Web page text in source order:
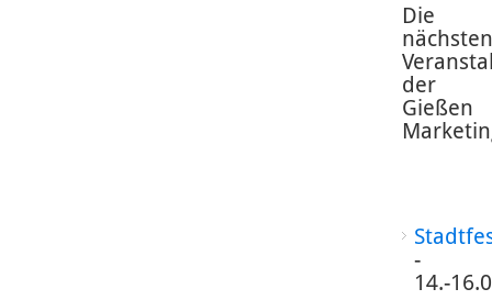
Die
nächsten
der
Gießen
-
14.-